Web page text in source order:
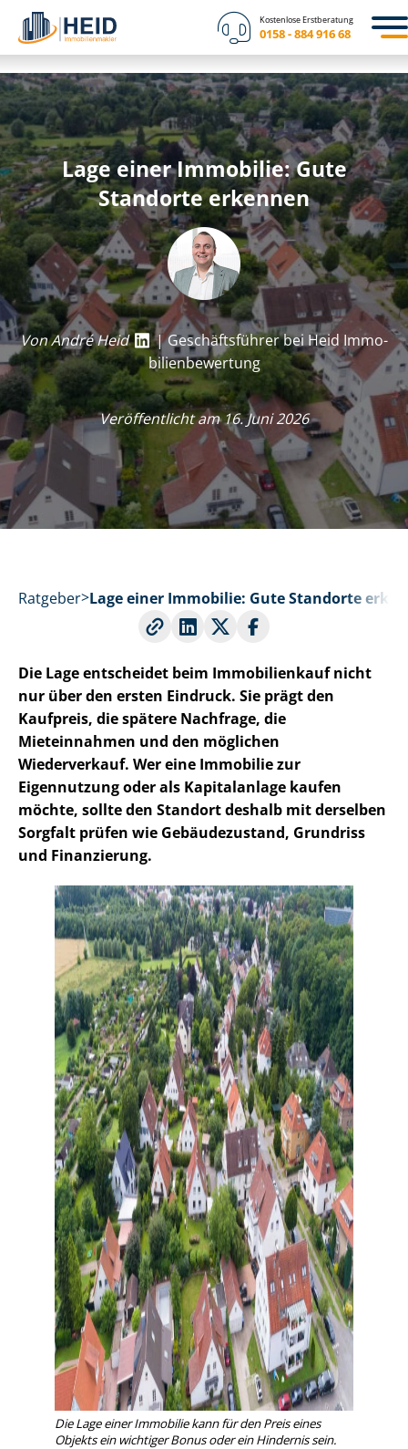
Kostenlose Erstberatung
0158 - 884 916 68
Lage einer Immobilie: Gute
Standorte erkennen
Von André Heid
| Geschäftsführer bei Heid Im­mo­
bi­li­en­be­wer­tung
Veröffentlicht am 16. Juni 2026
Ratgeber Lage einer Immobilie: Gute Standorte
Die Lage entscheidet beim Immobilienkauf nicht
nur über den ersten Eindruck. Sie prägt den
Kaufpreis, die spätere Nachfrage, die
Mieteinnahmen und den möglichen
Wiederverkauf. Wer eine Immobilie zur
Eigennutzung oder als Kapitalanlage kaufen
möchte, sollte den Standort deshalb mit derselben
Sorgfalt prüfen wie Gebäudezustand, Grundriss
und Finanzierung.
Die Lage einer Immobilie kann für den Preis eines
Objekts ein wichtiger Bonus oder ein Hindernis sein.